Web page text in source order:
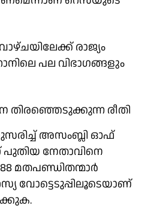
രാജ്യം
പല വിഭാഗങ്ങളും
തിരഞ്ഞെടുക്കുന്ന രീതി
അസംബ്ലി ഓഫ്
നേതാവിനെ
മതപണ്ഡിതന്മാര്‍
വോട്ടെടുപ്പിലൂടെയാണ്